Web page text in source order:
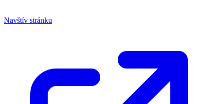
Navštív stránku